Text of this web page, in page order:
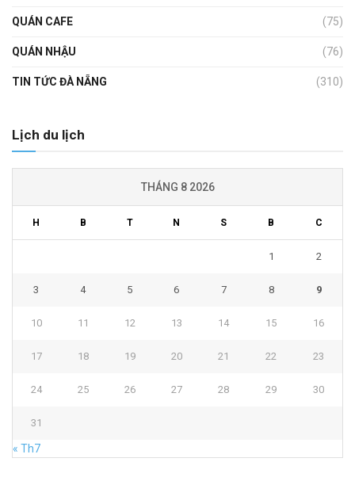
QUÁN CAFE (75)
QUÁN NHẬU (76)
TIN TỨC ĐÀ NẴNG (310)
Lịch du lịch
THÁNG 8 2026
H B T N S B C
1 2
3 4 5 6 7 8 9
10 11 12 13 14 15 16
17 18 19 20 21 22 23
24 25 26 27 28 29 30
31
« Th7